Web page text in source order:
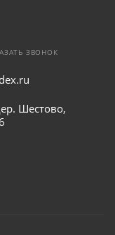
ЗВОНОК
Шестово,